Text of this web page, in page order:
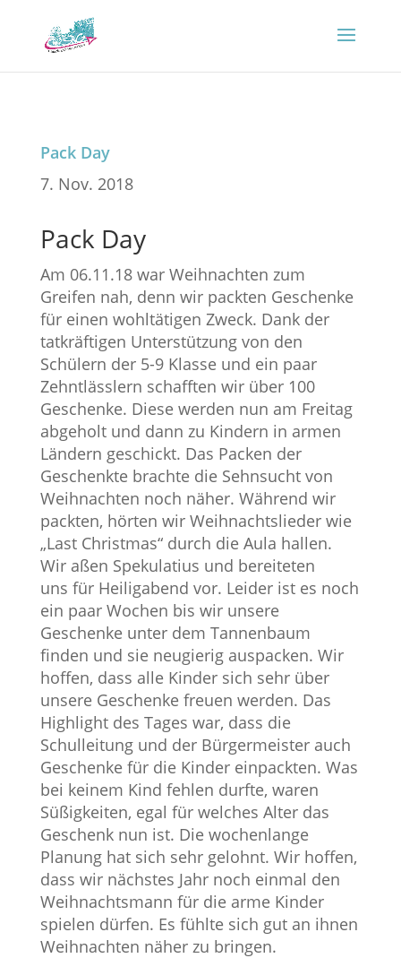
Pack Day
7. Nov. 2018
Pack Day
Am 06.11.18 war Weihnachten zum
Greifen nah, denn wir packten Geschenke
für einen wohltätigen Zweck. Dank der
tatkräftigen Unterstützung von den
Schülern der 5-9 Klasse und ein paar
Zehntlässlern schafften wir über 100
Geschenke. Diese werden nun am Freitag
abgeholt und dann zu Kindern in armen
Ländern geschickt. Das Packen der
Geschenkte brachte die Sehnsucht von
Weihnachten noch näher. Während wir
packten, hörten wir Weihnachtslieder wie
„Last Christmas“ durch die Aula hallen.
Wir aßen Spekulatius und bereiteten
uns für Heiligabend vor. Leider ist es noch
ein paar Wochen bis wir unsere
Geschenke unter dem Tannenbaum
finden und sie neugierig auspacken. Wir
hoffen, dass alle Kinder sich sehr über
unsere Geschenke freuen werden. Das
Highlight des Tages war, dass die
Schulleitung und der Bürgermeister auch
Geschenke für die Kinder einpackten. Was
bei keinem Kind fehlen durfte, waren
Süßigkeiten, egal für welches Alter das
Geschenk nun ist. Die wochenlange
Planung hat sich sehr gelohnt. Wir hoffen,
dass wir nächstes Jahr noch einmal den
Weihnachtsmann für die arme Kinder
spielen dürfen. Es fühlte sich gut an ihnen
Weihnachten näher zu bringen.